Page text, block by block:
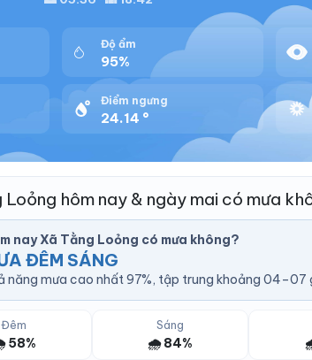
Độ ẩm
95%
Điểm ngưng
24.14 °
Loỏng hôm nay & ngày mai có mưa
nay Xã Tằng Loỏng có mưa không?
ĐÊM SÁNG
năng mưa cao nhất 97%, tập trung khoảng 04–07
Đêm
58%
Sáng
🌧️ 84%